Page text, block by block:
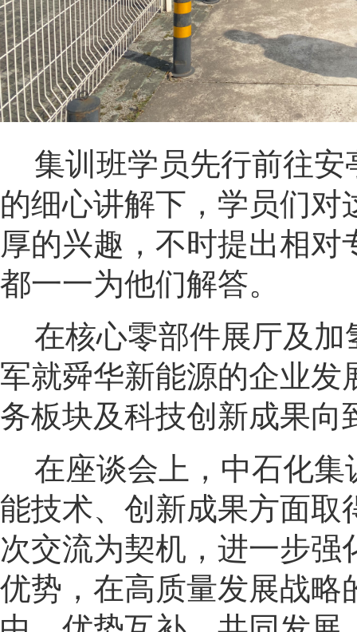
集训班学员先行前往
的细心讲解下，学员们
厚的兴趣，不时提出相
都一一为他们解答。
在核心零部件展厅及
军就舜华新能源的企业发
务板块及科技创新成果向
在座谈会上，中石化
能技术、创新成果方面取
次交流为契机，进一步
优势，在高质量发展战略